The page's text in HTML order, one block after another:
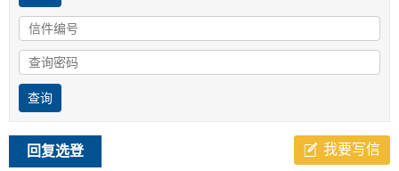
回复选登 我要写信